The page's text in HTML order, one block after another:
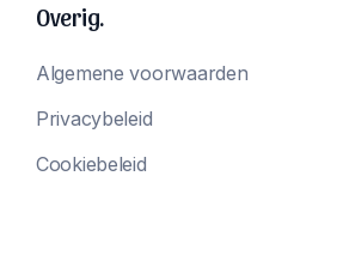
Overig.
Algemene voorwaarden
Privacybeleid
Cookiebeleid